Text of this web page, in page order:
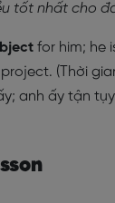
tốt nhất cho
for him; he
(Thời
anh ấy tận